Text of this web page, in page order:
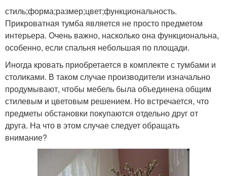
стиль;форма;размер;цвет;функциональность.
Прикроватная тумба является не просто предметом
интерьера. Очень важно, насколько она функциональна,
особенно, если спальня небольшая по площади.
Иногда кровать приобретается в комплекте с тумбами и
столиками. В таком случае производители изначально
продумывают, чтобы мебель была объединена общим
стилевым и цветовым решением. Но встречается, что
предметы обстановки покупаются отдельно друг от
друга. На что в этом случае следует обращать
внимание?